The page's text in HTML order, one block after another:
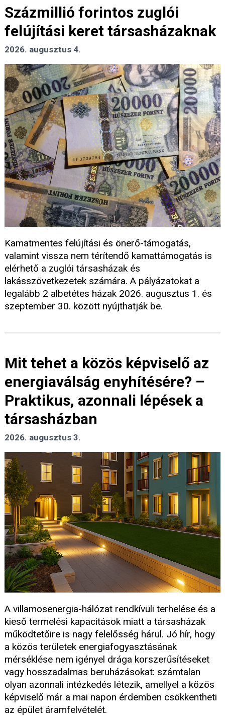
Százmillió forintos zuglói
felújítási keret társasházaknak
2026. augusztus 4.
Kamatmentes felújítási és önerő-támogatás,
valamint vissza nem térítendő kamattámogatás is
elérhető a zuglói társasházak és
lakásszövetkezetek számára. A pályázatokat a
legalább 2 albetétes házak 2026. augusztus 1. és
szeptember 30. között nyújthatják be.
Mit tehet a közös képviselő az
energiaválság enyhítésére? –
Praktikus, azonnali lépések a
társasházban
2026. augusztus 3.
A villamosenergia-hálózat rendkívüli terhelése és a
kieső termelési kapacitások miatt a társasházak
működtetőire is nagy felelősség hárul. Jó hír, hogy
a közös területek energiafogyasztásának
mérséklése nem igényel drága korszerűsítéseket
vagy hosszadalmas beruházásokat: számtalan
olyan azonnali intézkedés létezik, amellyel a közös
képviselő már a mai napon érdemben csökkentheti
az épület áramfelvételét.